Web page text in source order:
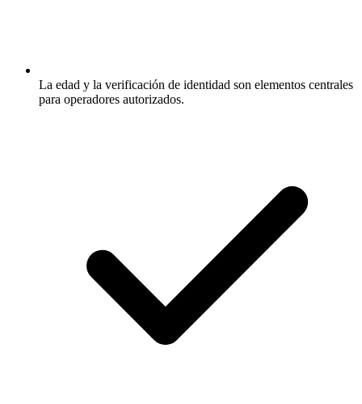
La edad y la verificación de identidad son elementos centrales
para operadores autorizados.